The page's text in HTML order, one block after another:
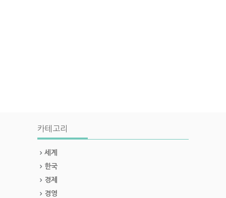
카테고리
세계
한국
경제
경영